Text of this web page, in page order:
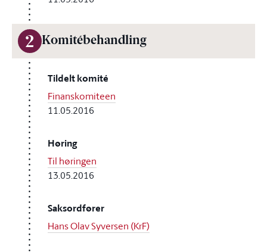
2 Komitébehandling
Tildelt komité
Finanskomiteen
11.05.2016
Høring
Til høringen
13.05.2016
Saksordfører
Hans Olav Syversen (KrF)